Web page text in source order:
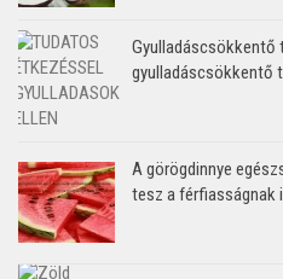
Gyulladáscsökkentő
gyulladáscsökkentő
A görögdinnye
tesz a férfiasságnak